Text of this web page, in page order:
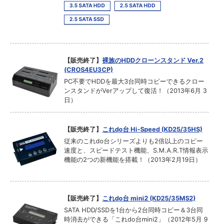
3.5 SATA HDD 2.5 SATA HDD
2.5 SATA SSD
【販売終了】裸族のHDDクローンスタンド Ver.2
(CROS4EU3CP)
PC不要でHDDを最大3台同時コピーできるクロー
ンスタンドがVerアップして復活！（2013年6月 3
日）
【販売終了】 これdo台 Hi-Speed (KD25/35HS)
従来のこれdo台シリーズよりも2倍以上のコピー
速度と、スピードテスト機能、S.M.A.R.T情報表示
機能の2つの新機能を搭載！（2013年2月19日）
【販売終了】 これdo台 mini2 (KD25/35MS2)
SATA HDD/SSDを1台から2台同時コピー＆3台同
時消去ができる「これdo台mini2」（2012年5月 9